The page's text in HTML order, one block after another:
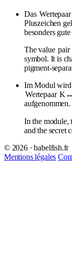
Das Wertepaar
Pluszeichen
besonders
The value pair
symbol. It is
pigment-
Im Modul wird
Wertepaar
aufgenommen.
In the module,
and the secret
© 2026 · babelfish.fr
Mentions légales